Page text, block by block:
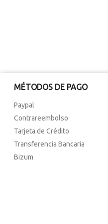
MÉTODOS DE PAGO
Paypal
Contrareembolso
Tarjeta de Crédito
Transferencia Bancaria
Bizum